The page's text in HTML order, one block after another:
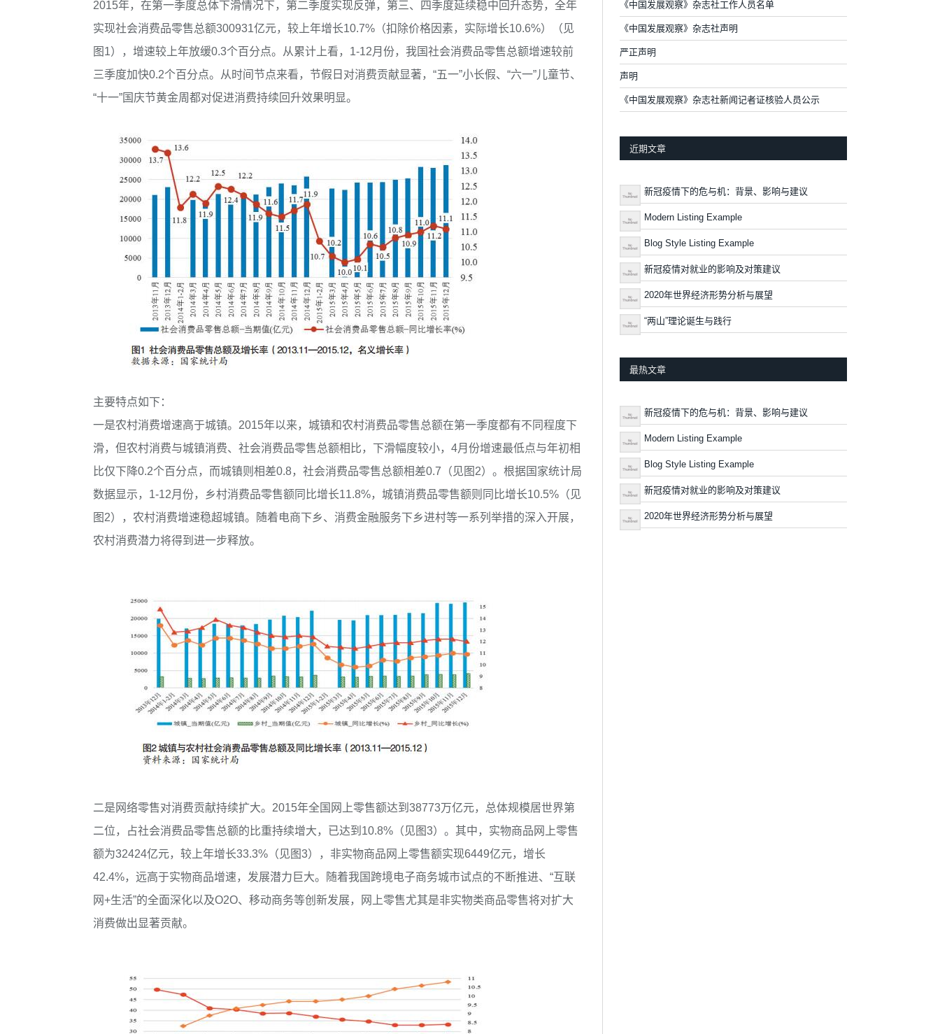
2015年，在第一季度总体下滑情况下，第二季度实现反弹，第三、四季度延续稳中回升态势，全年
实现社会消费品零售总额300931亿元，较上年增长10.7%（扣除价格因素，实际增长10.6%）（见
图1），增速较上年放缓0.3个百分点。从累计上看，1-12月份，我国社会消费品零售总额增速较前
三季度加快0.2个百分点。从时间节点来看，节假日对消费贡献显著，“五一”小长假、“六一”儿童节、
“十一”国庆节黄金周都对促进消费持续回升效果明显。
主要特点如下：
一是农村消费增速高于城镇。2015年以来，城镇和农村消费品零售总额在第一季度都有不同程度下
滑，但农村消费与城镇消费、社会消费品零售总额相比，下滑幅度较小，4月份增速最低点与年初相
比仅下降0.2个百分点，而城镇则相差0.8，社会消费品零售总额相差0.7（见图2）。根据国家统计局
数据显示，1-12月份，乡村消费品零售额同比增长11.8%，城镇消费品零售额则同比增长10.5%（见
图2），农村消费增速稳超城镇。随着电商下乡、消费金融服务下乡进村等一系列举措的深入开展，
农村消费潜力将得到进一步释放。
二是网络零售对消费贡献持续扩大。2015年全国网上零售额达到38773万亿元，总体规模居世界第
二位，占社会消费品零售总额的比重持续增大，已达到10.8%（见图3）。其中，实物商品网上零售
额为32424亿元，较上年增长33.3%（见图3），非实物商品网上零售额实现6449亿元，增长
42.4%，远高于实物商品增速，发展潜力巨大。随着我国跨境电子商务城市试点的不断推进、“互联
网+生活”的全面深化以及O2O、移动商务等创新发展，网上零售尤其是非实物类商品零售将对扩大
消费做出显著贡献。
《中国发展观察》杂志社工作人员名单
《中国发展观察》杂志社声明
严正声明
声明
《中国发展观察》杂志社新闻记者证核验人员公示
近期文章
新冠疫情下的危与机：背景、影响与建议
Modern Listing Example
Blog Style Listing Example
新冠疫情对就业的影响及对策建议
2020年世界经济形势分析与展望
“两山”理论诞生与践行
最热文章
新冠疫情下的危与机：背景、影响与建议
Modern Listing Example
Blog Style Listing Example
新冠疫情对就业的影响及对策建议
2020年世界经济形势分析与展望